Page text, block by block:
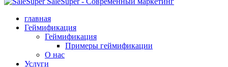
главная
Геймификация
Геймификация
Примеры геймификации
О нас
Услуги